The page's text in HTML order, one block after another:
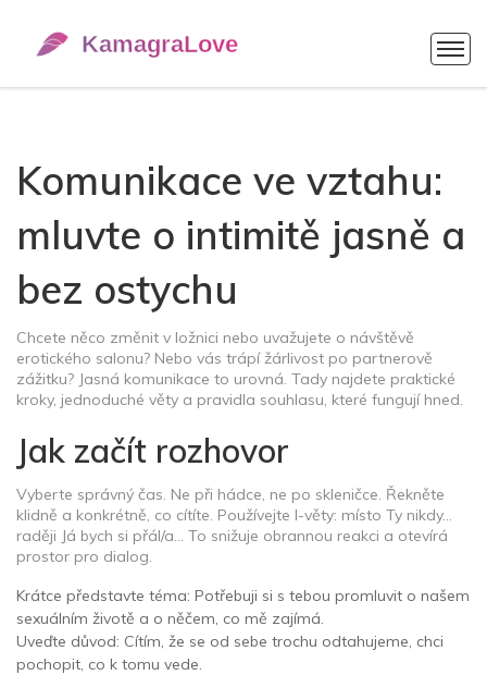
Komunikace ve vztahu:
mluvte o intimitě jasně a
bez ostychu
Chcete něco změnit v ložnici nebo uvažujete o návštěvě
erotického salonu? Nebo vás trápí žárlivost po partnerově
zážitku? Jasná komunikace to urovná. Tady najdete praktické
kroky, jednoduché věty a pravidla souhlasu, které fungují hned.
Jak začít rozhovor
Vyberte správný čas. Ne při hádce, ne po skleničce. Řekněte
klidně a konkrétně, co cítíte. Používejte I-věty: místo Ty nikdy…
raději Já bych si přál/a… To snižuje obrannou reakci a otevírá
prostor pro dialog.
Krátce představte téma: Potřebuji si s tebou promluvit o našem
sexuálním životě a o něčem, co mě zajímá.
Uveďte důvod: Cítím, že se od sebe trochu odtahujeme, chci
pochopit, co k tomu vede.